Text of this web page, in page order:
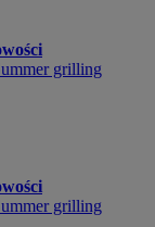
grilling
grilling